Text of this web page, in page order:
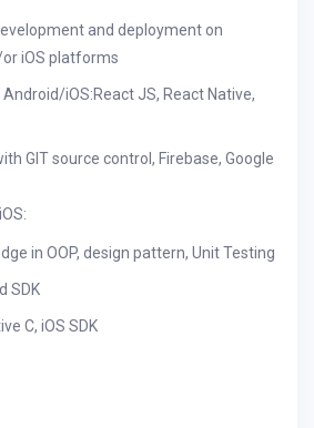
and deployment on
iOS platforms
Android/iOS:React JS, React Native,
GIT source control, Firebase, Google
in OOP, design pattern, Unit Testing
SDK
C, iOS SDK